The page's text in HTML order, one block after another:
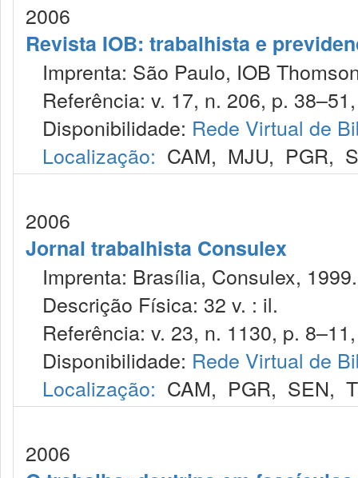
2006
Revista IOB: trabalhista e
Imprenta: São Paulo, IOB
Referência: v. 17, n. 206, p.
Disponibilidade: Rede Virtual de
Localização: CAM, MJU, PGR,
2006
Jornal trabalhista Consulex
Imprenta: Brasília, Consulex, 1999.
Descrição Física: 32 v. : il.
Referência: v. 23, n. 1130, p.
Disponibilidade: Rede Virtual de
Localização: CAM, PGR, SEN,
2006